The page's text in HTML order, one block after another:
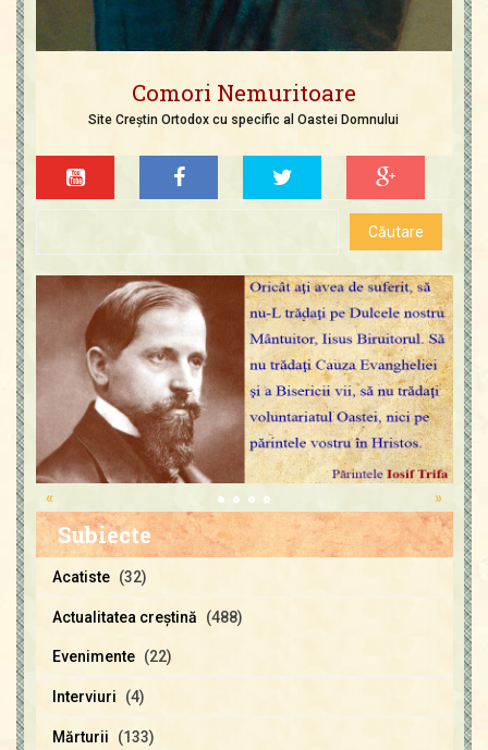
Comori Nemuritoare
Site Creștin Ortodox cu specific al Oastei Domnului
»
«
Subiecte
Acatiste (32)
Actualitatea creştină (488)
Evenimente (22)
Interviuri (4)
Mărturii (133)